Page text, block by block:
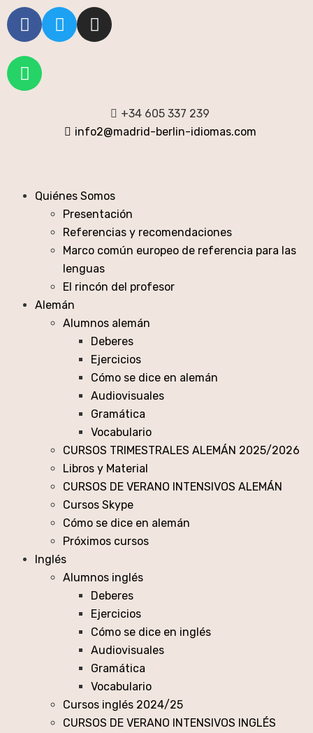
+34 605 337 239
info2@madrid-berlin-idiomas.com
Quiénes Somos
Presentación
Referencias y recomendaciones
Marco común europeo de referencia para las
lenguas
El rincón del profesor
Alemán
Alumnos alemán
Deberes
Ejercicios
Cómo se dice en alemán
Audiovisuales
Gramática
Vocabulario
CURSOS TRIMESTRALES ALEMÁN 2025/2026
Libros y Material
CURSOS DE VERANO INTENSIVOS ALEMÁN
Cursos Skype
Cómo se dice en alemán
Próximos cursos
Inglés
Alumnos inglés
Deberes
Ejercicios
Cómo se dice en inglés
Audiovisuales
Gramática
Vocabulario
Cursos inglés 2024/25
CURSOS DE VERANO INTENSIVOS INGLÉS